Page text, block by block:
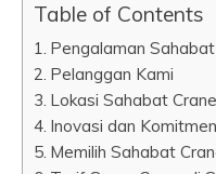
Table of Contents
Pengalaman
Pelanggan Kami
Lokasi Sahabat Crane
Inovasi dan Komitmen
Memilih Sahabat